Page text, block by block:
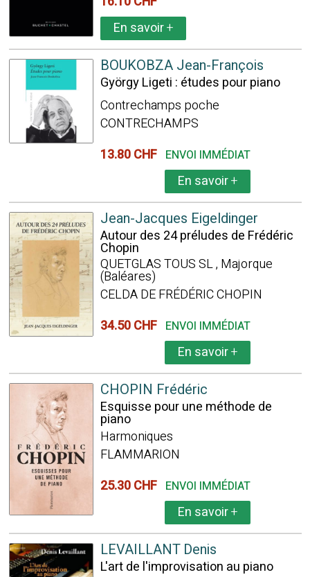
En savoir+
BOUKOBZA Jean-François
György Ligeti : études pour piano
Contrechamps poche
CONTRECHAMPS
13.80 CHF ENVOI IMMÉDIAT
En savoir+
Jean-Jacques Eigeldinger
Autour des 24 préludes de Frédéric
Chopin
QUETGLAS TOUS SL , Majorque
(Baléares)
CELDA DE FRÉDÉRIC CHOPIN
34.50 CHF ENVOI IMMÉDIAT
En savoir+
CHOPIN Frédéric
Esquisse pour une méthode de
piano
Harmoniques
FLAMMARION
25.30 CHF ENVOI IMMÉDIAT
En savoir+
LEVAILLANT Denis
L'art de l'improvisation au piano